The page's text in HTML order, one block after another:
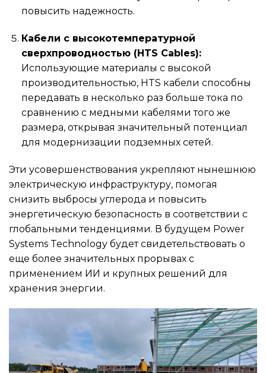
повысить надежность.
Кабели с высокотемпературной
сверхпроводностью (HTS Cables):
Использующие материалы с высокой
производительностью, HTS кабели способны
передавать в несколько раз больше тока по
сравнению с медными кабелями того же
размера, открывая значительный потенциал
для модернизации подземных сетей.
Эти усовершенствования укрепляют нынешнюю
электрическую инфраструктуру, помогая
снизить выбросы углерода и повысить
энергетическую безопасность в соответствии с
глобальными тенденциями. В будущем Power
Systems Technology будет свидетельствовать о
еще более значительных прорывах с
применением ИИ и крупных решений для
хранения энергии.